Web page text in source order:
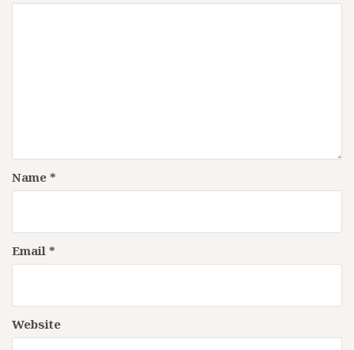
Name *
Email *
Website